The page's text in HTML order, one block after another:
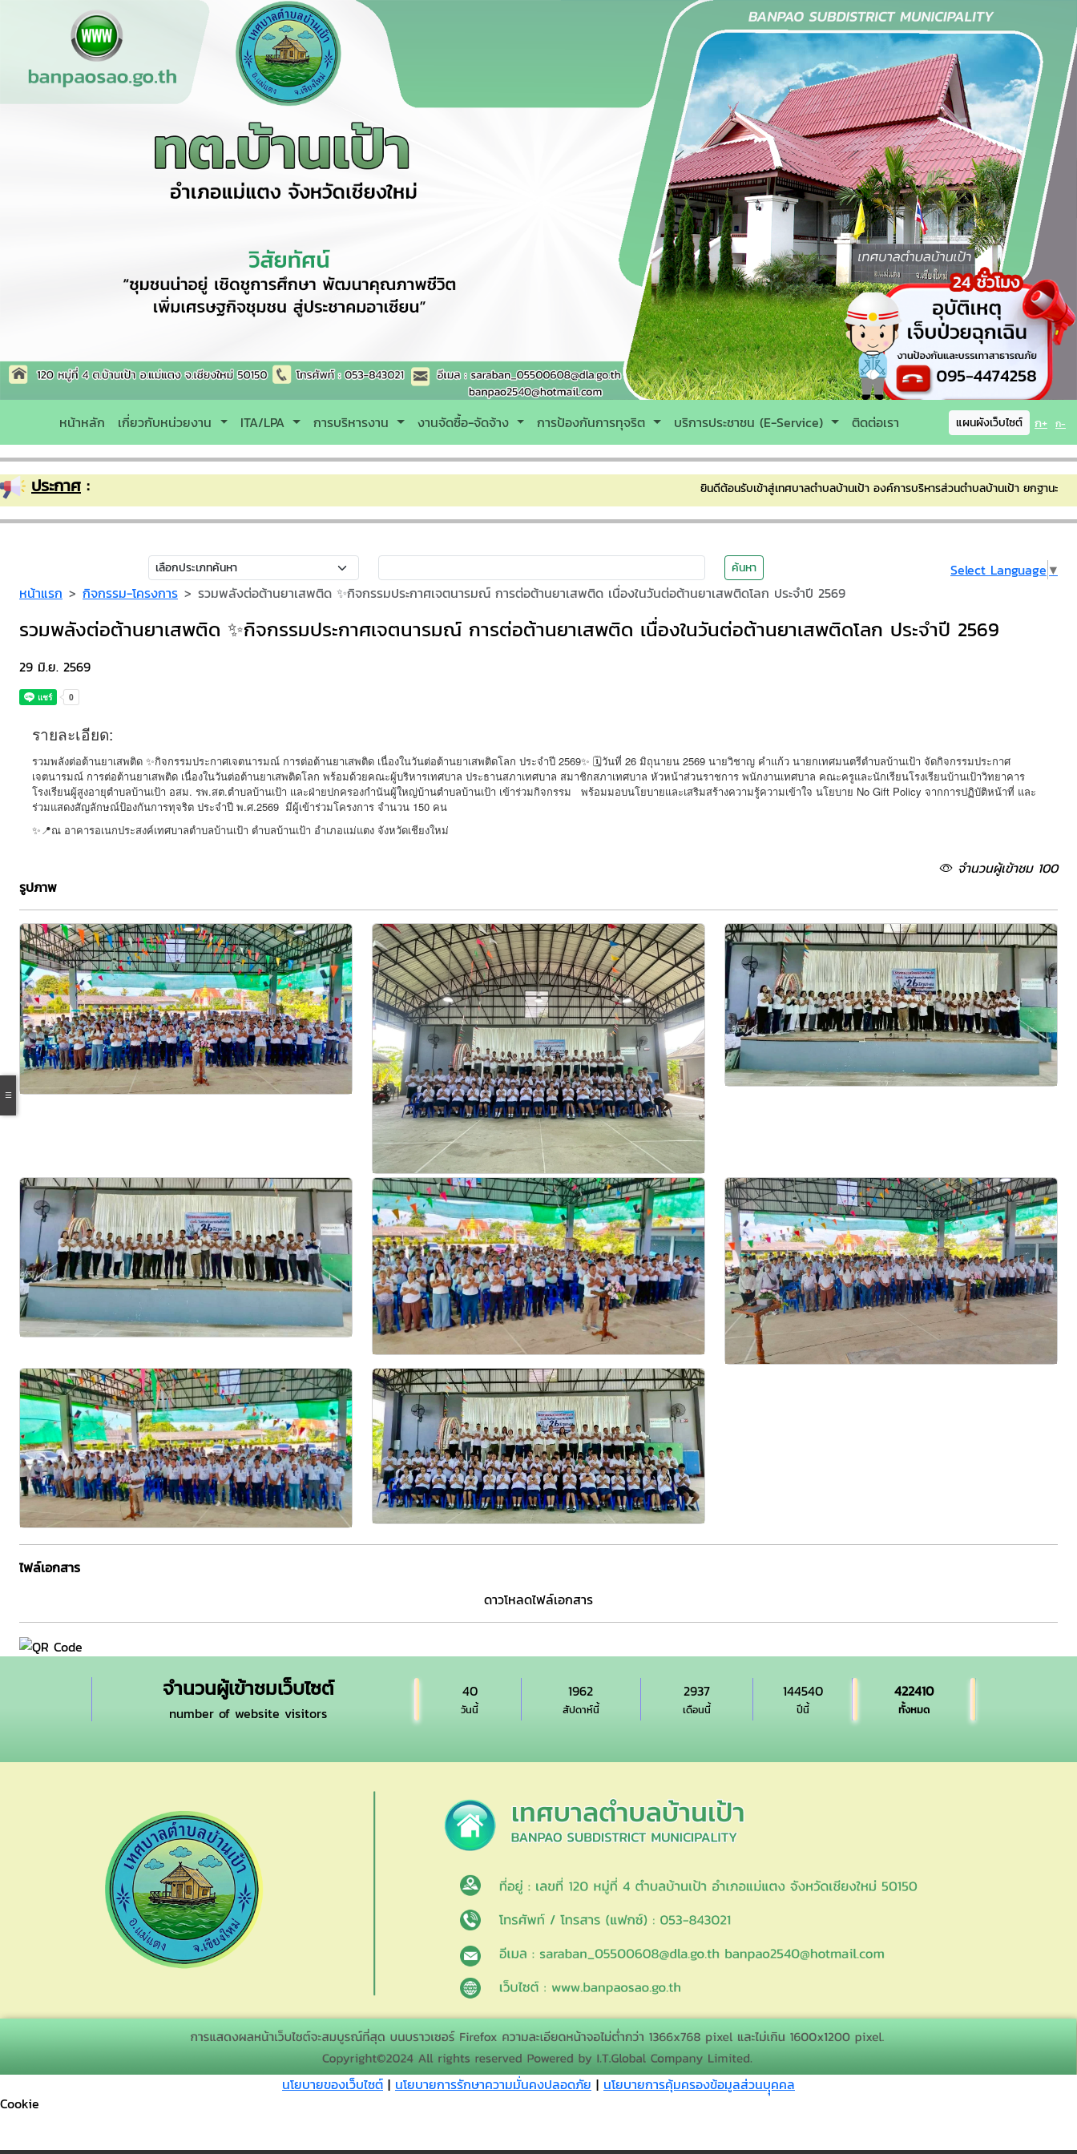
หน้าหลัก เกี่ยวกับหน่วยงาน ITA/LPA การบริหารงาน งานจัดซื้อ-จัดจ้าง การป้องกันการทุจริต บริการประชาชน (E-Service) ติดต่อเรา แผนผังเว็บไซต์ ก+ ก-
ประกาศ : ยินดีต้อนรับเข้าสู่เทศบาลตำบลบ้านเป้า องค์การบริหารส่วนตำบลบ้านเป้า ยกฐานะเป็น เทศ
ค้นหา Select Language ▼
หน้าแรก
กิจกรรม-โครงการ รวมพลังต่อต้านยาเสพติด ✨กิจกรรมประกาศเจตนารมณ์ การต่อต้านยาเสพติด เนื่องในวันต่อต้านยาเสพติดโลก ประจำปี 2569
รวมพลังต่อต้านยาเสพติด ✨กิจกรรมประกาศเจตนารมณ์ การต่อต้านยาเสพติด เนื่องในวันต่อต้านยาเสพติดโลก ประจำปี 2569
29 มิ.ย. 2569
รายละเอียด:
รวมพลังต่อต้านยาเสพติด ✨กิจกรรมประกาศเจตนารมณ์ การต่อต้านยาเสพติด เนื่องในวันต่อต้านยาเสพติดโลก ประจำปี 2569✨ 🗓️วันที่ 26 มิถุนายน 2569 นายวิชาญ คำแก้ว นายกเทศมนตรีตำบลบ้านเป้า จัดกิจกรรมประกาศ
เจตนารมณ์ การต่อต้านยาเสพติด เนื่องในวันต่อต้านยาเสพติดโลก พร้อมด้วยคณะผู้บริหารเทศบาล ประธานสภาเทศบาล สมาชิกสภาเทศบาล หัวหน้าส่วนราชการ พนักงานเทศบาล คณะครูและนักเรียนโรงเรียนบ้านเป้าวิทยาคาร
โรงเรียนผู้สูงอายุตำบลบ้านเป้า อสม. รพ.สต.ตำบลบ้านเป้า และฝ่ายปกครองกำนันผู้ใหญ่บ้านตำบลบ้านเป้า เข้าร่วมกิจกรรม พร้อมมอบนโยบายและเสริมสร้างความรู้ความเข้าใจ นโยบาย No Gift Policy จากการปฏิบัติหน้าที่ และ
ร่วมแสดงสัญลักษณ์ป้องกันการทุจริต ประจำปี พ.ศ.2569 มีผู้เข้าร่วมโครงการ จำนวน 150 คน
✨📍ณ อาคารอเนกประสงค์เทศบาลตำบลบ้านเป้า ตำบลบ้านเป้า อำเภอแม่แตง จังหวัดเชียงใหม่
จำนวนผู้เข้าชม 100
รูปภาพ
ไฟล์เอกสาร
ดาวโหลดไฟล์เอกสาร
จำนวนผู้เข้าชมเว็บไซต์
number of website visitors วันนี้
40
สัปดาห์นี้
1962
เดือนนี้
2937
ปีนี้
144540
ทั้งหมด
422410
นโยบายของเว็บไซต์ | นโยบายการรักษาความมั่นคงปลอดภัย | นโยบายการคุ้มครองข้อมูลส่วนบุุคคล
Cookie